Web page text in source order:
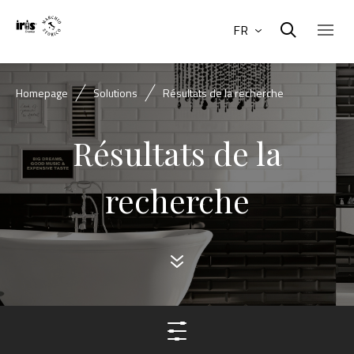
FR
Homepage Solutions Résultats de la recherche
Résultats de la
recherche